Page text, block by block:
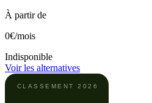
À partir de
0€/mois
Indisponible
Voir les alternatives